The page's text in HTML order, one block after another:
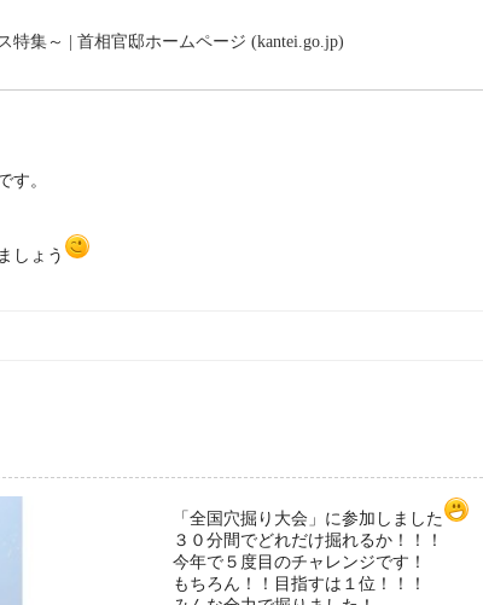
集～ | 首相官邸ホームページ (kantei.go.jp)
す。
しょう
「全国穴掘り大会」に参加しました
３０分間でどれだけ掘れるか！！！
今年で５度目のチャレンジです！
もちろん！！目指すは１位！！！